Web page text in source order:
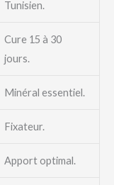
Tunisien.
Cure 15 à 30
jours.
Minéral essentiel.
Fixateur.
Apport optimal.